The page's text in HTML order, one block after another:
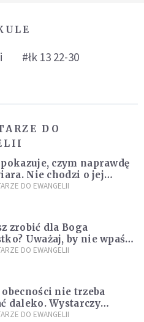
#łk 13 22-30
DO
pokazuje, czym naprawdę
Nie chodzi o jej
DO EWANGELII
zrobić dla Boga
Uważaj, by nie wpaść
pułapkę
DO EWANGELII
obecności nie trzeba
daleko. Wystarczy
się słuchać
DO EWANGELII